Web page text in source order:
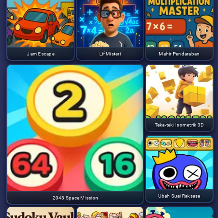
Jam Escape Lif Misteri Mahir Pendaraban
2048 Space Mission
Teka-teki Isometrik 3D
Ubah Suai Raksasa